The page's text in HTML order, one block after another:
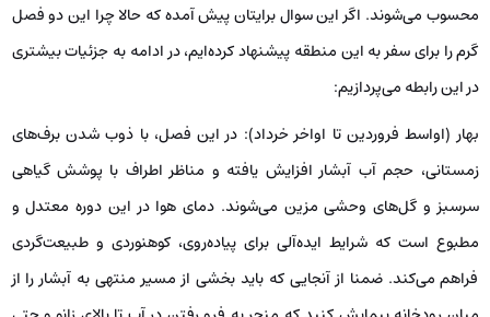
محسوب می‌شوند. اگر این سوال برایتان پیش آمده که حالا چرا این دو فصل
گرم را برای سفر به این منطقه پیشنهاد کرده‌ایم، در ادامه به جزئیات بیشتری
در این رابطه می‌پردازیم:
بهار (اواسط فروردین تا اواخر خرداد): در این فصل، با ذوب شدن برف‌های
زمستانی، حجم آب آبشار افزایش یافته و مناظر اطراف با پوشش گیاهی
سرسبز و گل‌های وحشی مزین می‌شوند. دمای هوا در این دوره معتدل و
مطبوع است که شرایط ایده‌آلی برای پیاده‌روی، کوهنوردی و طبیعت‌گردی
فراهم می‌کند. ضمنا از آنجایی که باید بخشی از مسیر منتهی به آبشار را از